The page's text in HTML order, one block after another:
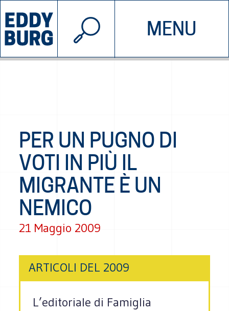
MENU
INIZIATIVE CHI SIAMO
© 2026 EDDYBURG
PER UN PUGNO DI
VOTI IN PIÙ IL
MIGRANTE È UN
NEMICO
21 Maggio 2009
ARTICOLI DEL 2009
L’editoriale di Famiglia